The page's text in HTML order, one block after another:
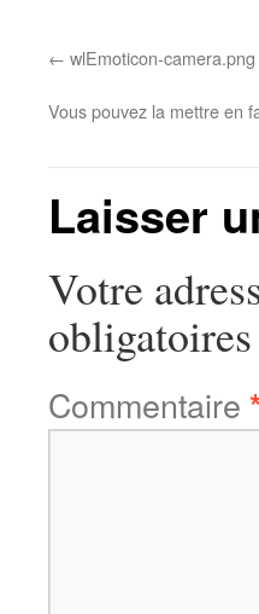
wlEmoticon-camera.png
Vous pouvez la mettre en
Laisser
Votre
Commentaire